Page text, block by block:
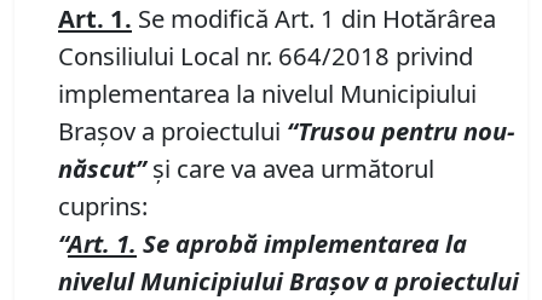
Art. 1. Se modifică Art. 1 din Hotărârea
Consiliului Local nr. 664/2018 privind
implementarea la nivelul Municipiului
Braşov a proiectului “Trusou pentru nou-
născut”şi care va avea următorul
cuprins:
“Art. 1. Se aprobă implementarea la
nivelul Municipiului Braşov a proiectului